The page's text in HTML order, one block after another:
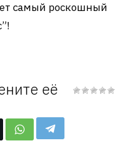
самый роскошный
её